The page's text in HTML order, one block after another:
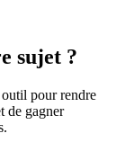
sujet ?
outil pour rendre
de gagner